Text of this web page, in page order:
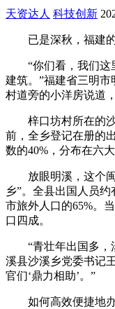
天资达人 科技创新
已是深秋，福建的
“你们看，我们这
建筑。”福建省三明
村道旁的小洋房说道
梓口坊村所在的沙
前，全乡登记在册的
数的40%，分布在六
放眼明溪，这个闽
乡”。全县出国人员约
市旅外人口的65%。
口四成。
“青壮年出国多，
溪县沙溪乡党委书记
官们‘鼎力相助’。”
如何高效便捷地办